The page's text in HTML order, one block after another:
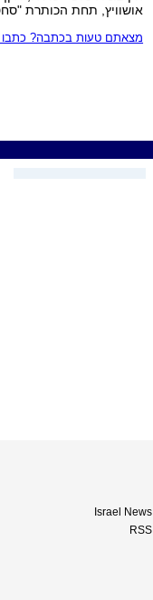
אושוויץ, תחת הכותרת
מצאתם טעות בכתבה? כתבו
Israel News
RSS